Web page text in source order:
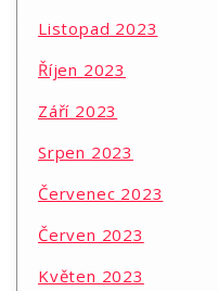
Listopad 2023
Říjen 2023
Září 2023
Srpen 2023
Červenec 2023
Červen 2023
Květen 2023